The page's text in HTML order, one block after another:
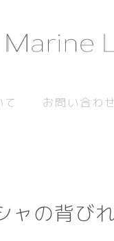
て お問い合わ
ャの背び